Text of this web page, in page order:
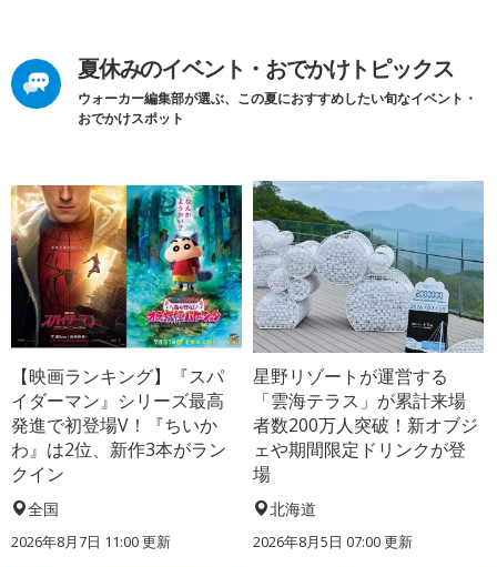
夏休みのイベント・おでかけトピックス
ウォーカー編集部が選ぶ、この夏におすすめしたい旬なイベント・
おでかけスポット
【映画ランキング】『スパ
イダーマン』シリーズ最高
発進で初登場V！『ちいか
わ』は2位、新作3本がラン
クイン
全国
2026年8月7日 11:00更新
星野リゾートが運営する
「雲海テラス」が累計来場
者数200万人突破！新オブジ
ェや期間限定ドリンクが登
場
北海道
2026年8月5日 07:00更新